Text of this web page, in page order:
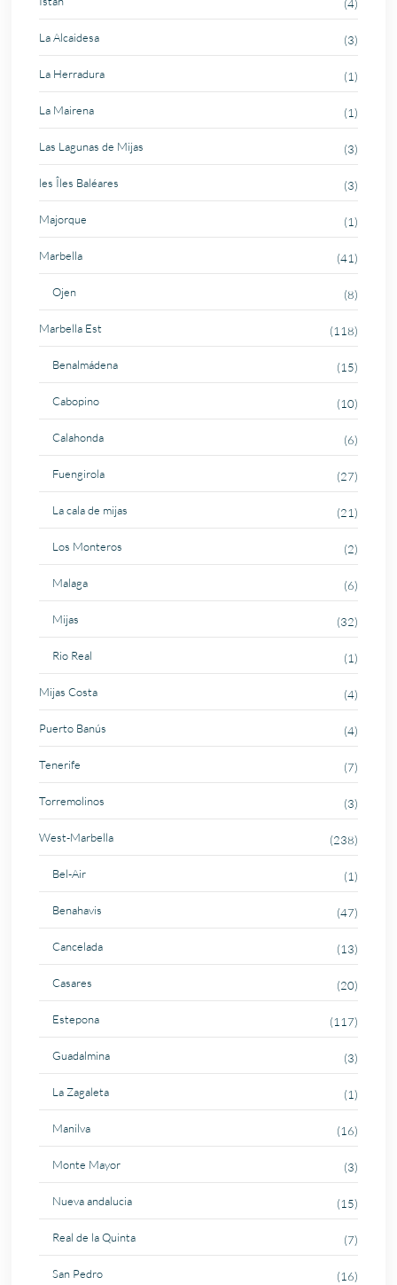
(4)
La Alcaidesa (3)
La Herradura (1)
La Mairena (1)
Las Lagunas de Mijas (3)
les Îles Baléares (3)
Majorque (1)
Marbella (41)
Ojen (8)
Marbella Est (118)
Benalmádena (15)
Cabopino (10)
Calahonda (6)
Fuengirola (27)
La cala de mijas (21)
Los Monteros (2)
Malaga (6)
Mijas (32)
Rio Real (1)
Mijas Costa (4)
Puerto Banús (4)
Tenerife (7)
Torremolinos (3)
West-Marbella (238)
Bel-Air (1)
Benahavis (47)
Cancelada (13)
Casares (20)
Estepona (117)
Guadalmina (3)
La Zagaleta (1)
Manilva (16)
Monte Mayor (3)
Nueva andalucia (15)
Real de la Quinta (7)
San Pedro (16)